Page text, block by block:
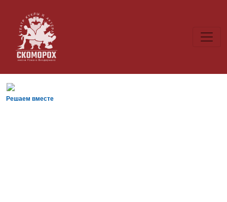
Решаем вместе